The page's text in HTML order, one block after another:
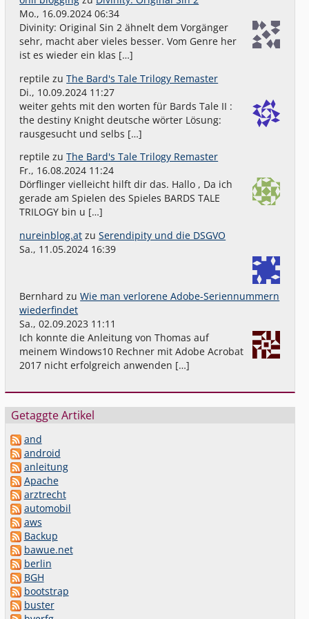
Mo., 16.09.2024 06:34
Divinity: Original Sin 2 ähnelt dem Vorgänger
sehr, macht aber vieles besser. Vom Genre her
ist es wieder ein klas […]
reptile zuThe Bard's Tale Trilogy Remaster
Di., 10.09.2024 11:27
weiter gehts mit den worten für Bards Tale II :
the destiny Knight deutsche wörter Lösung:
rausgesucht und selbs […]
reptile zuThe Bard's Tale Trilogy Remaster
Fr., 16.08.2024 11:24
Dörflinger vielleicht hilft dir das. Hallo , Da ich
gerade am Spielen des Spieles BARDS TALE
TRILOGY bin u […]
nureinblog.at zuSerendipity und die DSGVO
Sa., 11.05.2024 16:39
Bernhard zuWie man verlorene Adobe-Seriennummern
wiederfindet
Sa., 02.09.2023 11:11
Ich konnte die Anleitung von Thomas auf
meinem Windows10 Rechner mit Adobe Acrobat
2017 nicht erfolgreich anwenden […]
Getaggte Artikel
and
android
anleitung
Apache
arztrecht
automobil
aws
Backup
bawue.net
berlin
BGH
bootstrap
buster